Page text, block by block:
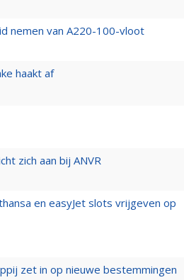
nemen van A220-100-vloot
haakt af
zich aan bij ANVR
en easyJet slots vrijgeven op
zet in op nieuwe bestemmingen